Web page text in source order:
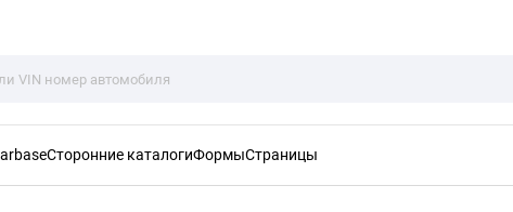
Сторонние каталогиФормыСтраницы